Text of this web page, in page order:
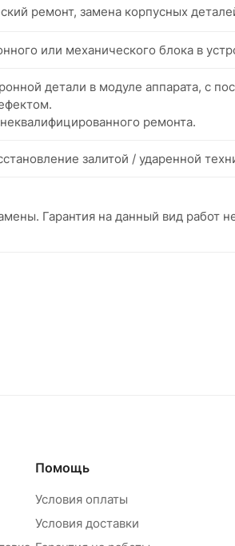
ремонт, замена корпусных
или механического блока в
детали в модуле аппарата, с
ремонта.
залитой / ударенной
Гарантия на данный вид работ
Помощь
Условия оплаты
Условия доставки